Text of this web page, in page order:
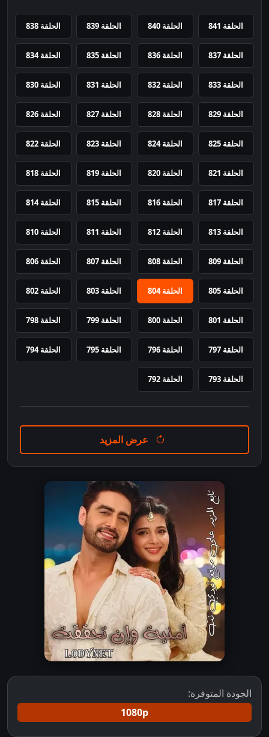
الحلقة 841 الحلقة 840 الحلقة 839 الحلقة 838
الحلقة 837 الحلقة 836 الحلقة 835 الحلقة 834
الحلقة 833 الحلقة 832 الحلقة 831 الحلقة 830
الحلقة 829 الحلقة 828 الحلقة 827 الحلقة 826
الحلقة 825 الحلقة 824 الحلقة 823 الحلقة 822
الحلقة 821 الحلقة 820 الحلقة 819 الحلقة 818
الحلقة 817 الحلقة 816 الحلقة 815 الحلقة 814
الحلقة 813 الحلقة 812 الحلقة 811 الحلقة 810
الحلقة 809 الحلقة 808 الحلقة 807 الحلقة 806
الحلقة 805 الحلقة 804 الحلقة 803 الحلقة 802
الحلقة 801 الحلقة 800 الحلقة 799 الحلقة 798
الحلقة 797 الحلقة 796 الحلقة 795 الحلقة 794
الحلقة 793 الحلقة 792
عرض المزيد
الجودة المتوفرة:
1080p